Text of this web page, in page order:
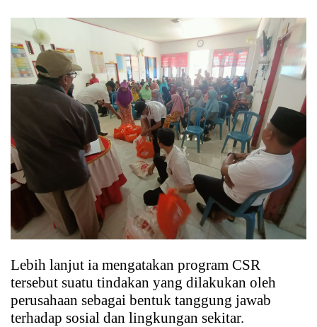
Lebih lanjut ia mengatakan program CSR
tersebut suatu tindakan yang dilakukan oleh
perusahaan sebagai bentuk tanggung jawab
terhadap sosial dan lingkungan sekitar.